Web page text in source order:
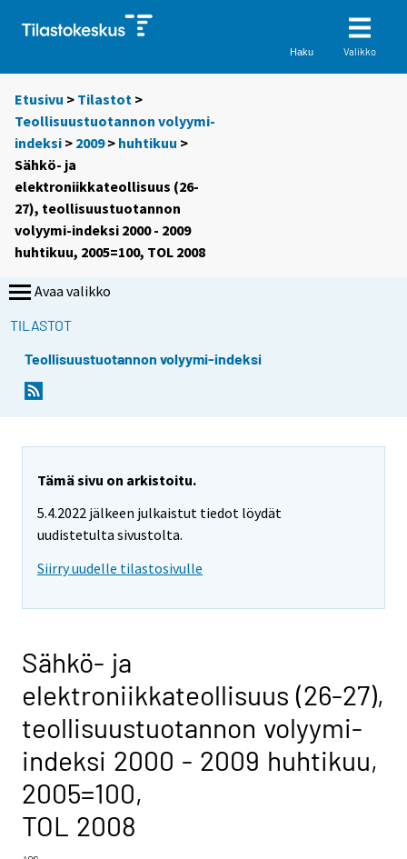
Haku Valikko
Etusivu > Tilastot >
Teollisuustuotannon volyymi-
indeksi > 2009> huhtikuu >
Sähkö- ja
elektroniikkateollisuus (26-
27), teollisuustuotannon
volyymi-indeksi 2000 - 2009
huhtikuu, 2005=100, TOL 2008
Avaa valikko
TILASTOT
Teollisuustuotannon volyymi-indeksi
Tämä sivu on arkistoitu.
5.4.2022 jälkeen julkaistut tiedot löydät
uudistetulta sivustolta.
Siirry uudelle tilastosivulle
Sähkö- ja
elektroniikkateollisuus (26-27),
teollisuustuotannon volyymi-
indeksi 2000 - 2009 huhtikuu,
2005=100,
TOL 2008